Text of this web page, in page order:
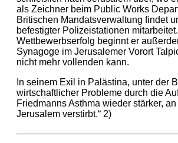
als Zeichner beim Public Works
Britischen Mandatsverwaltung findet
befestigter Polizeistationen
Wettbewerbserfolg beginnt er
Synagoge im Jerusalemer Vorort
nicht mehr vollenden kann.
In seinem Exil in Palästina, unter der
wirtschaftlicher Probleme durch die
Friedmanns Asthma wieder stärker,
Jerusalem verstirbt.“ 2)